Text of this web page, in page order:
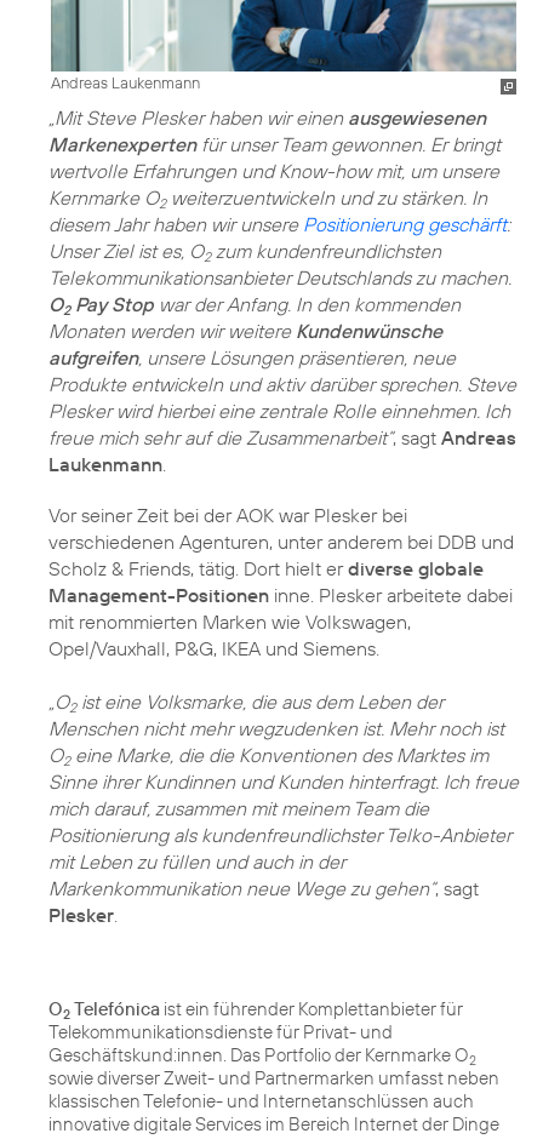
Andreas Laukenmann
„Mit Steve Plesker haben wir einen ausgewiesenen
Markenexpertenfür unser Team gewonnen. Er bringt
wertvolle Erfahrungen und Know-how mit, um unsere
Kernmarke O2weiterzuentwickeln und zu stärken. In
diesem Jahr haben wir unsere Positionierung geschärft:
Unser Ziel ist es, O2zum kundenfreundlichsten
Telekommunikationsanbieter Deutschlands zu machen.
O2Pay Stop war der Anfang. In den kommenden
Monaten werden wir weitere Kundenwünsche
aufgreifen, unsere Lösungen präsentieren, neue
Produkte entwickeln und aktiv darüber sprechen. Steve
Plesker wird hierbei eine zentrale Rolle einnehmen. Ich
freue mich sehr auf die Zusammenarbeit“, sagt Andreas
Laukenmann.
Vor seiner Zeit bei der AOK war Plesker bei
verschiedenen Agenturen, unter anderem bei DDB und
Scholz & Friends, tätig. Dort hielt erdiverse globale
Management-Positionen inne. Plesker arbeitete dabei
mit renommierten Marken wie Volkswagen,
Opel/Vauxhall, P&G, IKEA und Siemens.
„O2ist eine Volksmarke, die aus dem Leben der
Menschen nicht mehr wegzudenken ist. Mehr noch ist
O2eine Marke, die die Konventionen des Marktes im
Sinne ihrer Kundinnen und Kunden hinterfragt. Ich freue
mich darauf, zusammen mit meinem Team die
Positionierung als kundenfreundlichster Telko-Anbieter
mit Leben zu füllen und auch in der
Markenkommunikation neue Wege zu gehen“, sagt
Plesker.
O2 Telefónica ist ein führender Komplettanbieter für
Telekommunikationsdienste für Privat- und
Geschäftskund:innen. Das Portfolio der Kernmarke O2
sowie diverser Zweit- und Partnermarken umfasst neben
klassischen Telefonie- und Internetanschlüssen auch
innovative digitale Services im Bereich Internet der Dinge